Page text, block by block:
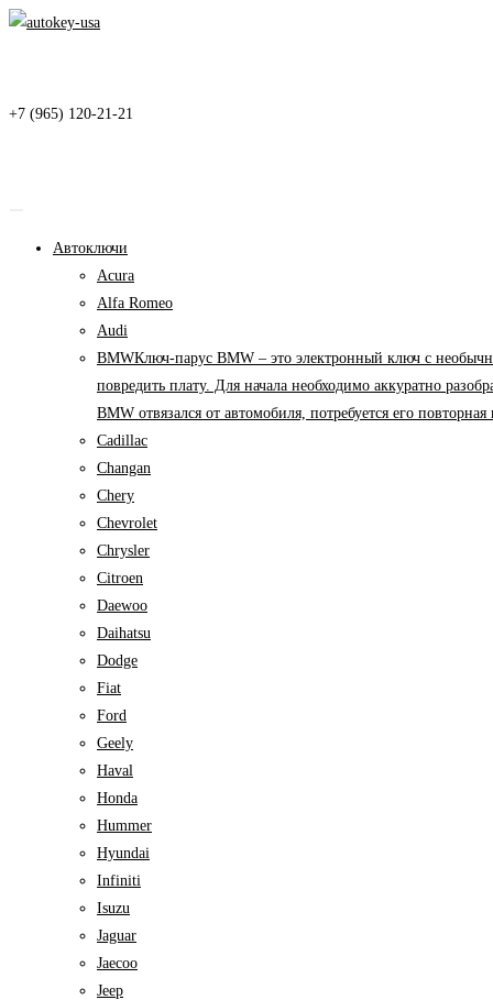
Перейти
+7 (965) 120-21-21
Автоключи
Acura
Alfa Romeo
Audi
BMWКлюч-парус BMW – это электронный ключ с
повредить плату. Для начала необходимо аккуратно
BMW отвязался от автомобиля, потребуется его
Cadillac
Changan
Chery
Chevrolet
Chrysler
Citroen
Daewoo
Daihatsu
Dodge
Fiat
Ford
Geely
Haval
Honda
Hummer
Hyundai
Infiniti
Isuzu
Jaguar
Jaecoo
Jeep